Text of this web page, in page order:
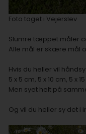
Foto taget i Vejerslev
Slumre tæppet måler ca
Alle mål er skære mål
Hvis du heller vil
5 x 5 cm, 5 x 10 cm, 5 x
Men syet helt på
Og vil du heller sy det